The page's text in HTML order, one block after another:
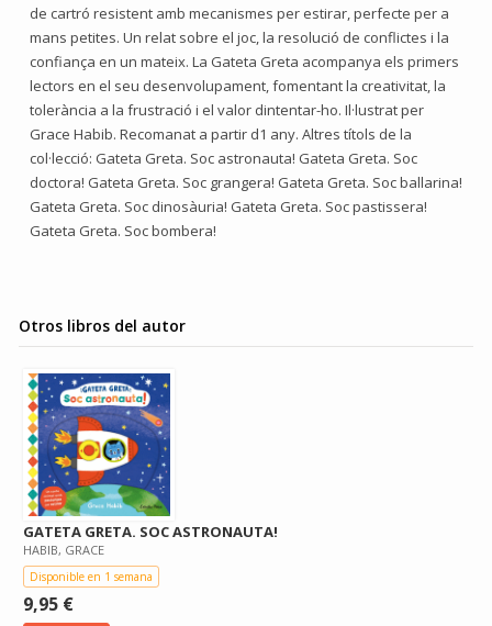
de cartró resistent amb mecanismes per estirar, perfecte per a
mans petites. Un relat sobre el joc, la resolució de conflictes i la
confiança en un mateix. La Gateta Greta acompanya els primers
lectors en el seu desenvolupament, fomentant la creativitat, la
tolerància a la frustració i el valor dintentar-ho. Il·lustrat per
Grace Habib. Recomanat a partir d1 any. Altres títols de la
col·lecció: Gateta Greta. Soc astronauta! Gateta Greta. Soc
doctora! Gateta Greta. Soc grangera! Gateta Greta. Soc ballarina!
Gateta Greta. Soc dinosàuria! Gateta Greta. Soc pastissera!
Gateta Greta. Soc bombera!
Otros libros del autor
GATETA GRETA. SOC ASTRONAUTA!
HABIB, GRACE
Disponible en 1 semana
9,95 €